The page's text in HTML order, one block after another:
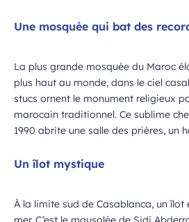
Une mosquée qui bat des
La plus grande mosquée du Maroc
plus haut au monde, dans le ciel
stucs ornent le monument religieux
marocain traditionnel. Ce sublime
1990 abrite une salle des prières, un
Un îlot mystique
À la limite sud de Casablanca, un